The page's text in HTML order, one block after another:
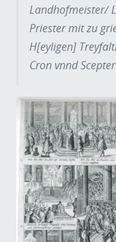
Landhofmeister/
Priester mit zu
H[eyligen]
Cron vnnd